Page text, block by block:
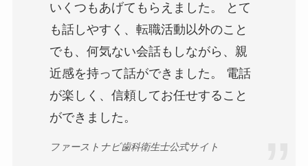
いくつもあげてもらえました。 とて
も話しやすく、転職活動以外のこと
でも、何気ない会話もしながら、親
近感を持って話ができました。 電話
が楽しく、信頼してお任せすること
ができました。
ファーストナビ歯科衛生士公式サイト